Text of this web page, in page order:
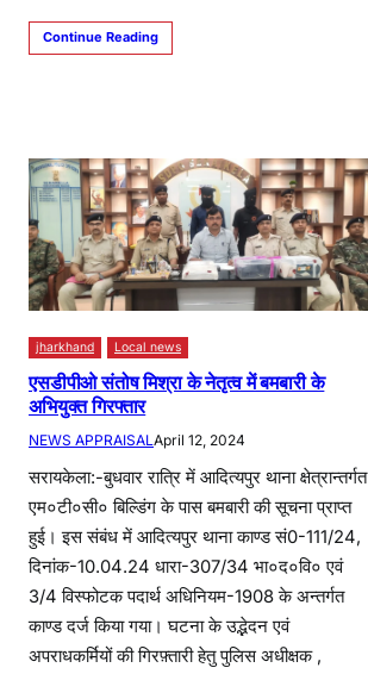
Continue Reading
jharkhand Local news
एसडीपीओ संतोष मिश्रा के नेतृत्व में बमबारी के
अभियुक्त गिरफ्तार
NEWS APPRAISALApril 12, 2024
सरायकेला:-बुधवार रात्रि में आदित्यपुर थाना क्षेत्रान्तर्गत
एम०टी०सी० बिल्डिंग के पास बमबारी की सूचना प्राप्त
हुई। इस संबंध में आदित्यपुर थाना काण्ड सं0-111/24,
दिनांक-10.04.24 धारा-307/34 भा०द०वि० एवं
3/4 विस्फोटक पदार्थ अधिनियम-1908 के अन्तर्गत
काण्ड दर्ज किया गया। घटना के उद्भेदन एवं
अपराधकर्मियों की गिरफ़्तारी हेतु पुलिस अधीक्षक ,